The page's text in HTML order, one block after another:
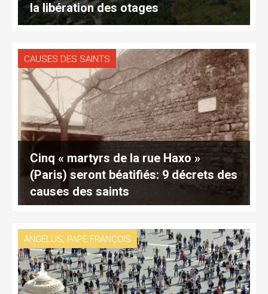
la libération des otages
CAUSES DES SAINTS
Cinq « martyrs de la rue Haxo »
(Paris) seront béatifiés: 9 décrets des
causes des saints
ANGÉLUS, PAPE FRANÇOIS